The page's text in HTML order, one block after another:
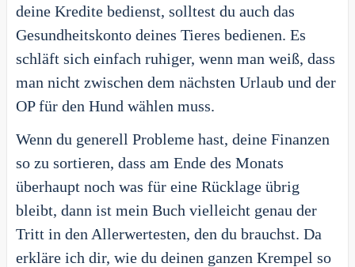
deine Kredite bedienst, solltest du auch das
Gesundheitskonto deines Tieres bedienen. Es
schläft sich einfach ruhiger, wenn man weiß, dass
man nicht zwischen dem nächsten Urlaub und der
OP für den Hund wählen muss.
Wenn du generell Probleme hast, deine Finanzen
so zu sortieren, dass am Ende des Monats
überhaupt noch was für eine Rücklage übrig
bleibt, dann ist mein Buch vielleicht genau der
Tritt in den Allerwertesten, den du brauchst. Da
erkläre ich dir, wie du deinen ganzen Krempel so